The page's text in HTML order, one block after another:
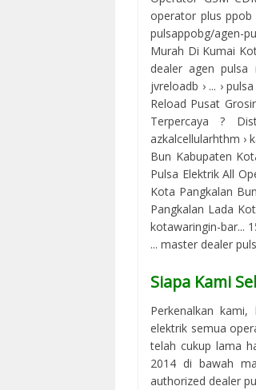
operator plus ppob
pulsappobg/agen-
Murah Di Kumai
dealer agen pulsa
jvreloadb › ... ›
Reload Pusat
Terpercaya ?
azkalcellularhthm ›
Bun Kabupaten
Pulsa Elektrik All
Kota Pangkalan
Pangkalan Lada
kotawaringin-bar...
... master dealer
Siapa Kami
Perkenalkan kami,
elektrik semua
telah cukup lama
2014 di bawah
authorized dealer